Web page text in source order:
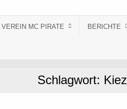
VEREIN MC PIRATE BERICHTE
Schlagwort: Kiez